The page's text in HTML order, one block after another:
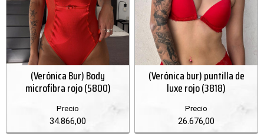
(Verónica Bur) Body
microfibra rojo (5800)
Precio
34.866,00
(Verónica bur) puntilla de
luxe rojo (3818)
Precio
26.676,00